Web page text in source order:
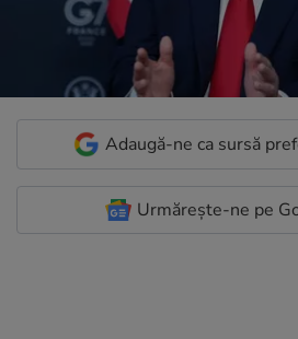
Adaugă-ne ca sursă
Urmărește-ne pe